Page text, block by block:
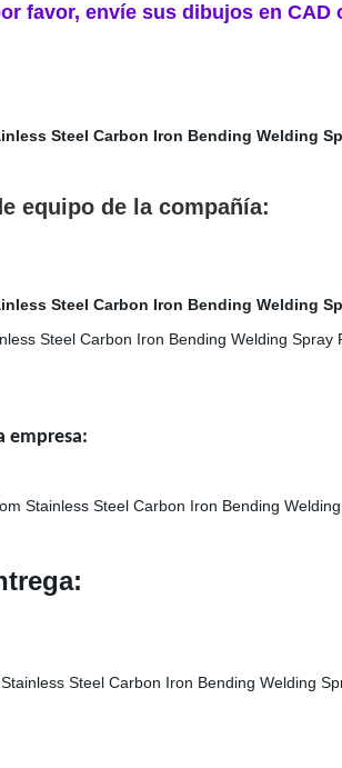
favor, envíe sus dibujos en CAD
equipo de la compañía:
empresa: